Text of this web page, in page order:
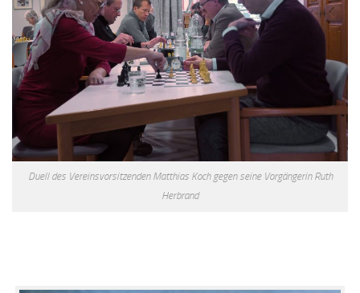
Duell des Vereinsvorsitzenden Matthias Koch gegen seine Vorgängerin Ruth
Herbrand